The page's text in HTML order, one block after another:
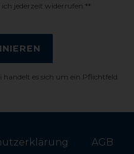
jederzeit widerrufen.**
handelt es sich um ein Pflichtfeld.
AGB